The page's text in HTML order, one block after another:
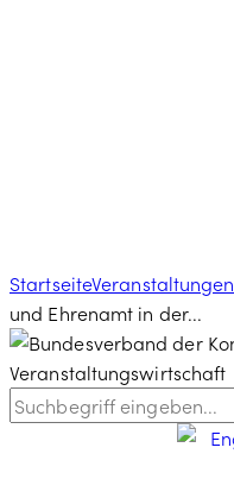
StartseiteVeranstaltungen
und Ehrenamt in der...